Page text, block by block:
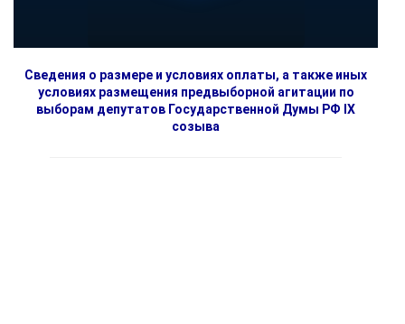
Сведения о размере и условиях оплаты, а также иных
условиях размещения предвыборной агитации по
выборам депутатов Государственной Думы РФ IX
созыва